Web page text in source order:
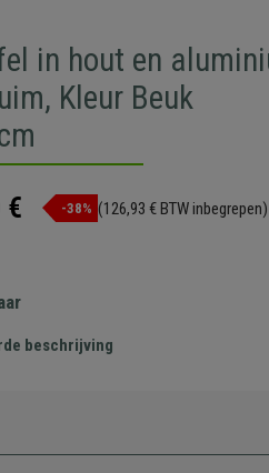
in hout en
Kleur Beuk
€ -38% (126,93 € BTW inbegrepen)
beschrijving